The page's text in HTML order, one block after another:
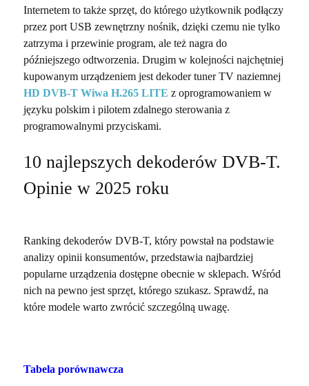
Internetemto także sprzęt, do którego użytkownik podłączy
przez port USB zewnętrzny nośnik, dzięki czemu nie tylko
zatrzyma i przewinie program, ale też nagra do
późniejszego odtworzenia. Drugim w kolejności najchętniej
kupowanym urządzeniem jest dekoder tuner TV naziemnej
HD DVB-T Wiwa H.265 LITE z oprogramowaniem w
języku polskim i pilotem zdalnego sterowania z
programowalnymi przyciskami.
10 najlepszych dekoderów DVB-T.
Opinie w 2025 roku
Ranking dekoderów DVB-T, który powstał na podstawie
analizy opinii konsumentów, przedstawia najbardziej
popularne urządzenia dostępne obecnie w sklepach. Wśród
nich na pewno jest sprzęt, którego szukasz. Sprawdź, na
które modele warto zwrócić szczególną uwagę.
Tabela porównawcza